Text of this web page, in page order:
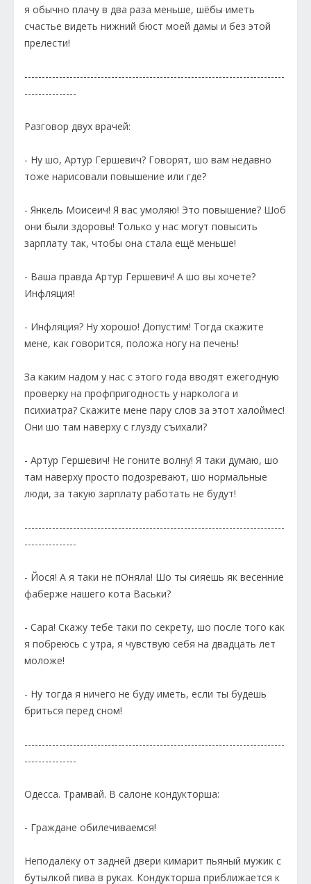
я обычно плачу в два раза меньше, шёбы иметь
счастье видеть нижний бюст моей дамы и без этой
прелести!
---------------------------------------------------------------------------
---------------
Разговор двух врачей:
- Ну шо, Артур Гершевич? Говорят, шо вам недавно
тоже нарисовали повышение или где?
- Янкель Моисеич! Я вас умоляю! Это повышение? Шоб
они были здоровы! Только у нас могут повысить
зарплату так, чтобы она стала ещё меньше!
- Ваша правда Артур Гершевич! А шо вы хочете?
Инфляция!
- Инфляция? Ну хорошо! Допустим! Тогда скажите
мене, как говорится, положа ногу на печень!
За каким надом у нас с этого года вводят ежегодную
проверку на профпригодность у нарколога и
психиатра? Скажите мене пару слов за этот халоймес!
Они шо там наверху с глузду съихали?
- Артур Гершевич! Не гоните волну! Я таки думаю, шо
там наверху просто подозревают, шо нормальные
люди, за такую зарплату работать не будут!
---------------------------------------------------------------------------
---------------
- Йося! А я таки не пОняла! Шо ты сияешь як весенние
фаберже нашего кота Васьки?
- Сара! Скажу тебе таки по секрету, шо после того как
я побреюсь с утра, я чувствую себя на двадцать лет
моложе!
- Ну тогда я ничего не буду иметь, если ты будешь
бриться перед сном!
---------------------------------------------------------------------------
---------------
Одесса. Трамвай. В салоне кондукторша:
- Граждане обилечиваемся!
Неподалёку от задней двери кимарит пьяный мужик с
бутылкой пива в руках. Кондукторша приближается к